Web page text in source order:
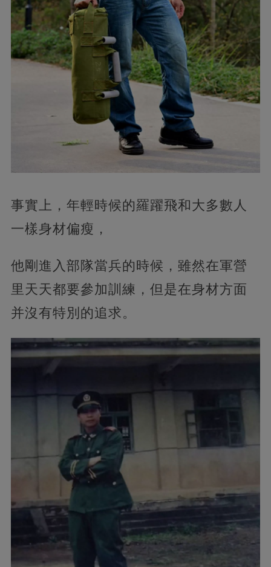
事實上，年輕時候的羅躍飛和大多數人
一樣身材偏瘦，
他剛進入部隊當兵的時候，雖然在軍營
里天天都要參加訓練，但是在身材方面
并沒有特別的追求。